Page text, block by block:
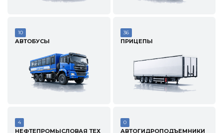
10
АВТОБУСЫ
36
ПРИЦЕПЫ
4
НЕФТЕПРОМЫСЛОВАЯ ТЕХ
0
АВТОГИДРОПОДЪЕМНИКИ